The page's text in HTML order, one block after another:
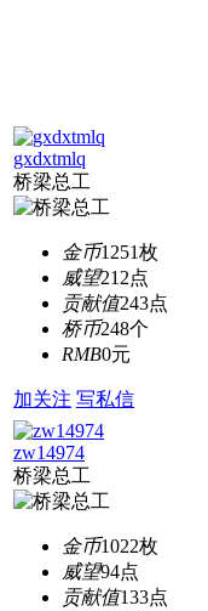
gxdxtmlq
桥梁总工
金币1251枚
威望212点
贡献值243点
桥币248个
RMB0元
加关注 写私信
zw14974
桥梁总工
金币1022枚
威望94点
贡献值133点